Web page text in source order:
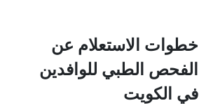
خطوات الاستعلام عن
الفحص الطبي للوافدين
في الكويت